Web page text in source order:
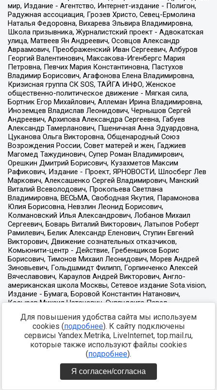
Для повышения удобства сайта мы используем
cookies (подробнее). К сайту подключены
сервисы Yandex.Metrika, LiveInternet, top.mail.ru,
которые также используют файлы cookies
(подробнее).
Я согласен/согласна